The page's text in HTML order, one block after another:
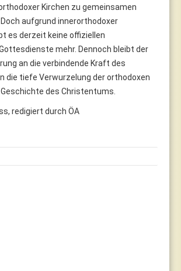
Kirchen zu gemeinsamen
aufgrund innerorthodoxer
es derzeit keine offiziellen
mehr. Dennoch bleibt der
an die verbindende Kraft des
die tiefe Verwurzelung der orthodoxen
des Christentums.
redigiert durch ÖA